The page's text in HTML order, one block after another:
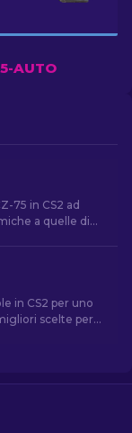
AUTO
75 in CS2 ad
a quelle di
in CS2 per uno
scelte per